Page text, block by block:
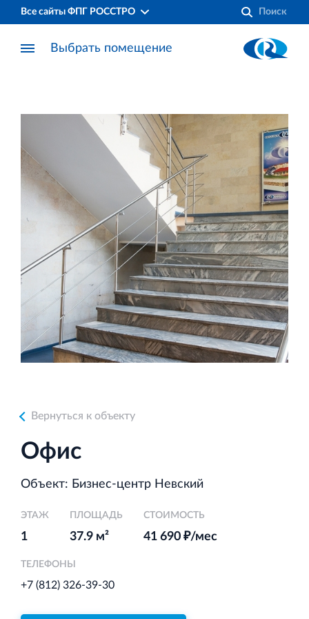
Все сайты ФПГ РОССТРО
Финансово‐промышленная группа РОССТРО
Аренда недвижимости в Санкт‐Петербурге
и Ленинградской области
Несъёмная опалубка из щепоцементных плит
ЛЕННИИПРОЕКТ
Проектный институт по жилищно‐гражданскому
Выбрать помещение
Вернуться к объекту
Офис
Объект: Бизнес-центр Невский
ЭТАЖ
1
ПЛОЩАДЬ
37.9 м²
СТОИМОСТЬ
41 690 ₽/мес
ТЕЛЕФОНЫ
+7 (812) 326-39-30